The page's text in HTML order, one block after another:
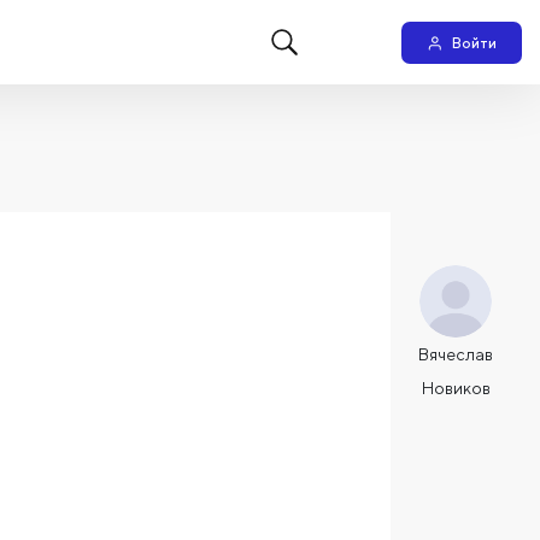
Войти
Вячеслав
Новиков